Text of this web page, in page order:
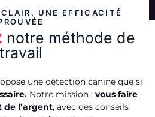
UNE EFFICACITÉ
notre méthode de
travail
une détection canine que si
Notre mission : vous faire
l’argent, avec des conseils